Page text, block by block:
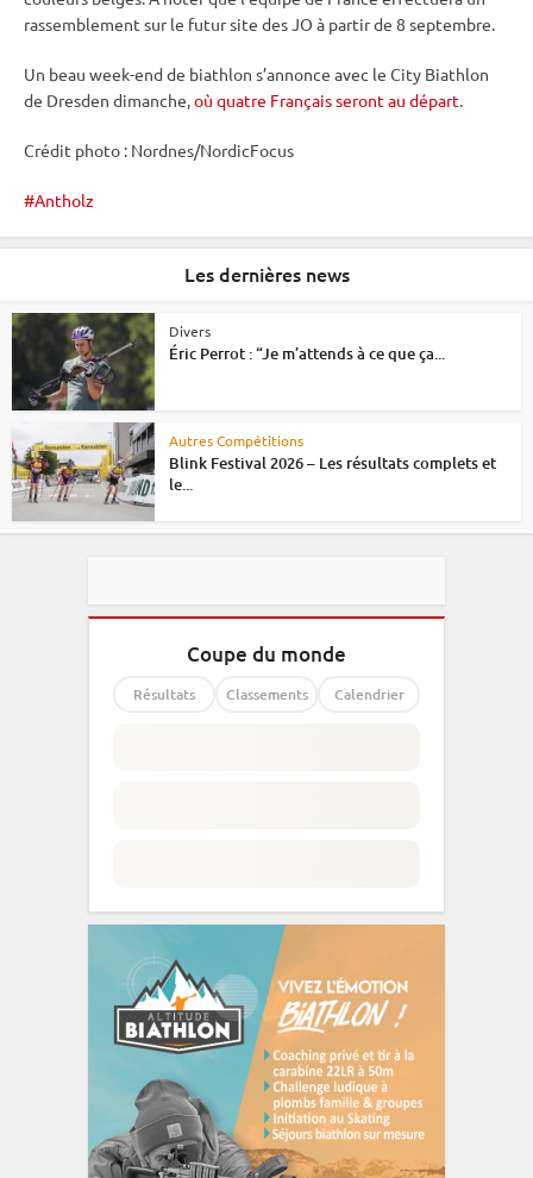
rassemblement sur le futur site des JO à partir de 8 septembre.
Un beau week-end de biathlon s’annonce avec le City Biathlon
de Dresden dimanche,où quatre Français seront au départ.
Crédit photo : Nordnes/NordicFocus
Antholz
Les dernières news
Divers
Éric Perrot : “Je m’attends à ce que ça...
Autres Compétitions
Blink Festival 2026 – Les résultats complets et
le...
Coupe du monde
Résultats Classements Calendrier